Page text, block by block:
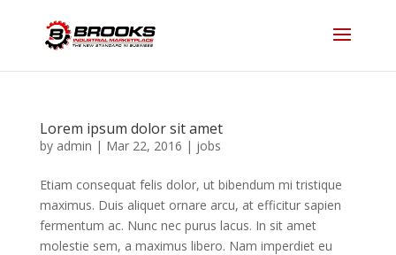
Lorem ipsum dolor sit amet
by admin | Mar 22, 2016 | jobs
Etiam consequat felis dolor, ut bibendum mi tristique
maximus. Duis aliquet ornare arcu, at efficitur sapien
fermentum ac. Nunc nec purus lacus. In sit amet
molestie sem, a maximus libero. Nam imperdiet eu